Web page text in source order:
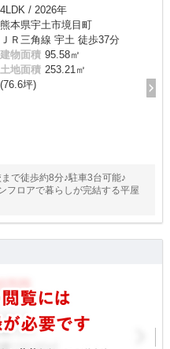
4LDK / 2026年
熊本県宇土市境目町
ＪＲ三角線 宇土 徒歩37分
建物面積 95.58㎡
土地面積 253.21㎡
(76.6坪)
で徒歩約8分♪駐車3台可能♪
フロアで暮らしが完結する平屋